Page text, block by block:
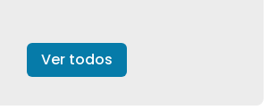
Ver todos